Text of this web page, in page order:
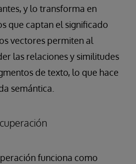
y lo transforma en
que captan el significado
vectores permiten al
las relaciones y similitudes
de texto, lo que hace
semántica.
funciona como